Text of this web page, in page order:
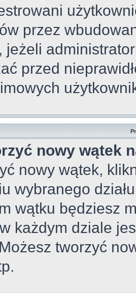
przez
jeżeli
przed
nowy wątek
nowy wątek,
wybranego
wątku będziesz
każdym dziale
tworzyć